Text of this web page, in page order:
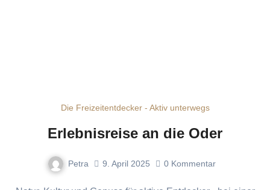
Die Freizeitentdecker - Aktiv unterwegs
Erlebnisreise an die Oder
Petra 9. April 2025 0 Kommentar